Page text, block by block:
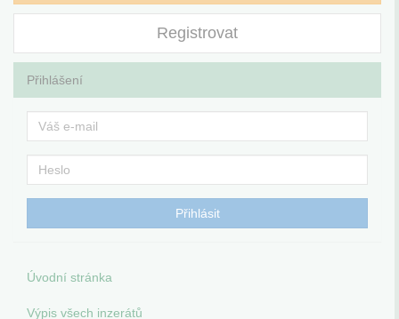
Registrovat
Přihlášení
Úvodní stránka
Výpis všech inzerátů